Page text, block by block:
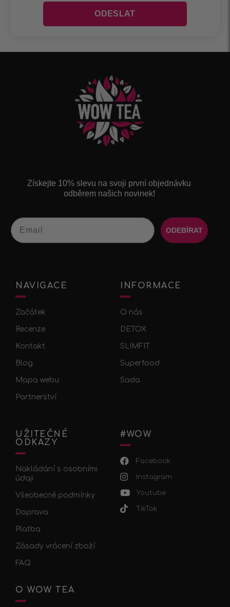
Získejte 10% slevu na svoji první objednávku
odběrem našich novinek!
Email
ODEBÍRAT
NAVIGACE
Začátek
Recenze
Kontakt
Blog
Mapa webu
Partnerství
INFORMACE
O nás
DETOX
SLIMFIT
Superfood
Sada
UŽITEČNÉ
ODKAZY
Nakládání s osobními
údaji
Všeobecné podmínky
Doprava
Platba
Zásady vrácení zboží
FAQ
#WOW
Facebook
Instagram
Youtube
TikTok
O WOW TEA